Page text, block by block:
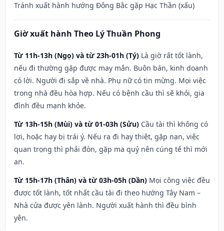
Tránh xuất hành hướng Đông Bắc gặp Hạc Thần (xấu)
Giờ xuất hành Theo Lý Thuần Phong
Từ 11h-13h (Ngọ) và từ 23h-01h (Tý) Là giờ rất tốt lành,
nếu đi thường gặp được may mắn. Buôn bán, kinh doanh
có lời. Người đi sắp về nhà. Phụ nữ có tin mừng. Mọi việc
trong nhà đều hòa hợp. Nếu có bệnh cầu thì sẽ khỏi, gia
đình đều mạnh khỏe.
Từ 13h-15h (Mùi) và từ 01-03h (Sửu) Cầu tài thì không có
lợi, hoặc hay bị trái ý. Nếu ra đi hay thiệt, gặp nạn, việc
quan trọng thì phải đòn, gặp ma quỷ nên cúng tế thì mới
an.
Từ 15h-17h (Thân) và từ 03h-05h (Dần) Mọi công việc đều
được tốt lành, tốt nhất cầu tài đi theo hướng Tây Nam –
Nhà cửa được yên lành. Người xuất hành thì đều bình
yên.